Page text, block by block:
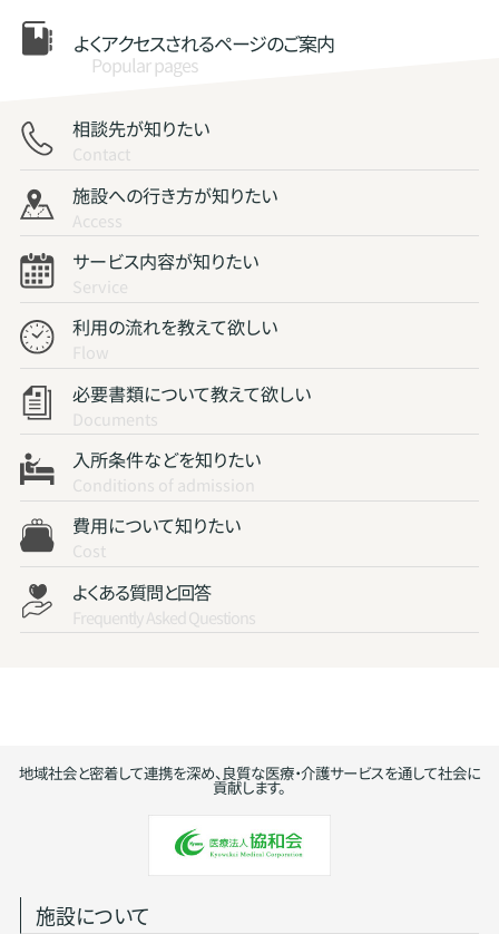
よくアクセスされるページのご案内
Popular pages
相談先が知りたい
Contact
施設への行き方が知りたい
Access
サービス内容が知りたい
Service
利用の流れを教えて欲しい
Flow
必要書類について教えて欲しい
Documents
入所条件などを知りたい
Conditions of admission
費用について知りたい
Cost
よくある質問と回答
Frequently Asked Questions
地域社会と密着して連携を深め、良質な医療・介護サービスを通して社会に
貢献します。
施設について